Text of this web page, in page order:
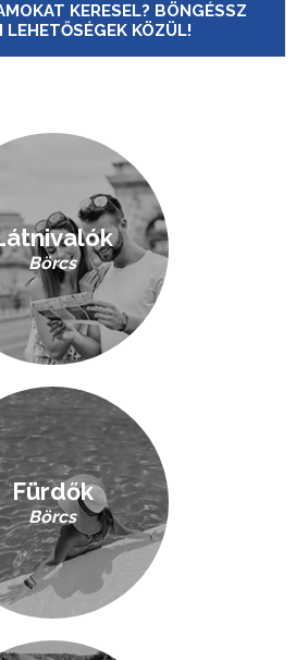
KERESEL? BÖNGÉSSZ
KÖZÜL!
Börcs
Fürdők
Börcs